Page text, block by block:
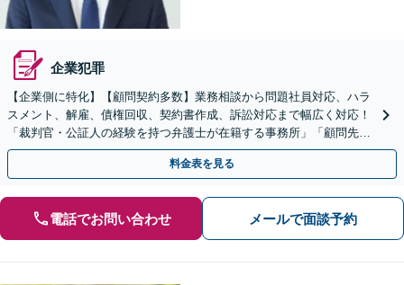
企業犯罪
【企業側に特化】【顧問契約多数】業務相談から問題社員対応、ハラ
スメント、解雇、債権回収、契約書作成、訴訟対応まで幅広く対応！
「裁判官・公証人の経験を持つ弁護士が在籍する事務所」「顧問先は
数十万人規模の企業から数十人規模の企業まで多種多様」
料金表を見る
電話でお問い合わせ メールで面談予約